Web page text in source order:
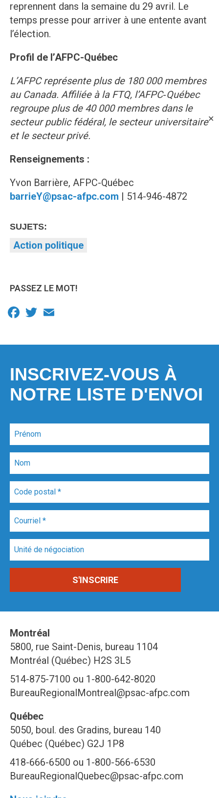
✕
reprennent dans la semaine du 29 avril. Le
temps presse pour arriver à une entente avant
l’élection.
Profil de l’AFPC-Québec
L’AFPC représente plus de 180 000 membres
au Canada. Affiliée à la FTQ, l’AFPC‑Québec
regroupe plus de 40 000 membres dans le
secteur public fédéral, le secteur universitaire
et le secteur privé.
Renseignements :
Yvon Barrière, AFPC-Québec
barrieY@psac-afpc.com | 514-946-4872
SUJETS:
Action politique
PASSEZ LE MOT!
Facebook
Twitter
INSCRIVEZ-VOUS À
NOTRE LISTE D'ENVOI
Montréal
5800, rue Saint-Denis, bureau 1104
Montréal (Québec) H2S 3L5
514-875-7100 ou 1-800-642-8020
BureauRegionalMontreal@psac-afpc.com
Québec
5050, boul. des Gradins, bureau 140
Québec (Québec) G2J 1P8
418-666-6500 ou 1-800-566-6530
BureauRegionalQuebec@psac-afpc.com